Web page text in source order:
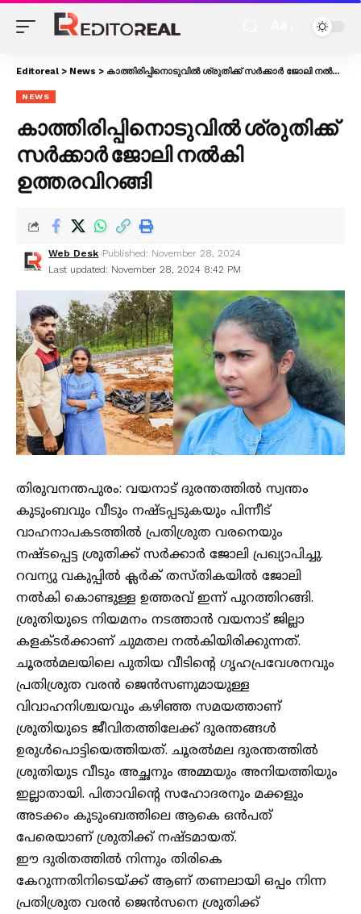
Editoreal > News > കാത്തിരിപ്പിനൊടുവിൽ ശ്രുതിക്ക് സർക്കാർ ജോലി നൽകി ഉത്തരവിറങ്ങി
NEWS
കാത്തിരിപ്പിനൊടുവിൽ ശ്രുതിക്ക്
സർക്കാർ ജോലി നൽകി
ഉത്തരവിറങ്ങി
Last updated: November 28, 2024 8:42 PM
Web Desk Published: November 28, 2024
തിരുവനന്തപുരം: വയനാട് ദുരന്തത്തിൽ സ്വന്തം
കുടുംബവും വീടും നഷ്ടപ്പടുകയും പിന്നീട്
വാഹനാപകടത്തിൽ പ്രതിശ്രുത വരനെയും
നഷ്ടപ്പെട്ട ശ്രുതിക്ക് സർക്കാർ ജോലി പ്രഖ്യാപിച്ചു.
റവന്യു വകുപ്പിൽ ക്ലർക് തസ്തികയിൽ ജോലി
നൽകി കൊണ്ടുള്ള ഉത്തരവ് ഇന്ന് പുറത്തിറങ്ങി.
ശ്രുതിയുടെ നിയമനം നടത്താൻ വയനാട് ജില്ലാ
കളക്ടർക്കാണ് ചുമതല നൽകിയിരിക്കുന്നത്.
ചൂരൽമലയിലെ പുതിയ വീടിൻ്റെ ഗൃഹപ്രവേശനവും
പ്രതിശ്രുത വരൻ ജെൻസണുമായുള്ള
വിവാഹനിശ്ചയവും കഴിഞ്ഞ സമയത്താണ്
ശ്രുതിയുടെ ജീവിതത്തിലേക്ക് ദുരന്തങ്ങൾ
ഉരുൾപൊട്ടിയെത്തിയത്. ചൂരൽമല ദുരന്തത്തിൽ
ശ്രുതിയുട വീടും അച്ഛനും അമ്മയും അനിയത്തിയും
ഇല്ലാതായി. പിതാവിൻ്റെ സഹോദരനും മക്കളും
അടക്കം കുടുംബത്തിലെ ആകെ ഒൻപത്
പേരെയാണ് ശ്രുതിക്ക് നഷ്ടമായത്.
ഈ ദുരിതത്തിൽ നിന്നും തിരികെ
കേറുന്നതിനിടെയ്ക്ക് ആണ് തണലായി ഒപ്പം നിന്ന
പ്രതിശ്രുത വരൻ ജെൻസനെ ശ്രുതിക്ക്